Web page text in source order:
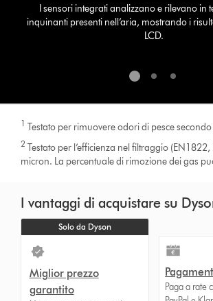
I sensori integrati analizzano e rilevano in
inquinanti presenti nell’aria, mostrando i
LCD.
1 Testato per rimuovere odori di pesce
2 Testato per l’efficienza nel filtraggio
micron. La percentuale di rimozione dei gas
I vantaggi di acquistare su
Solo da Dyson
Miglior prezzo
garantito
Paga a rate